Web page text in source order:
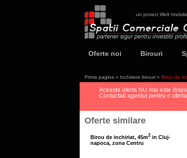
un proiect Welt
Oferte noi Birouri
Prima pagina » Inchiriere birouri » Birou de
Aceasta oferta NU mai este
Contactati agentul pentru o
Oferte similare
Birou de inchiriat, 45m2 in Cluj-
napoca, zona Centru